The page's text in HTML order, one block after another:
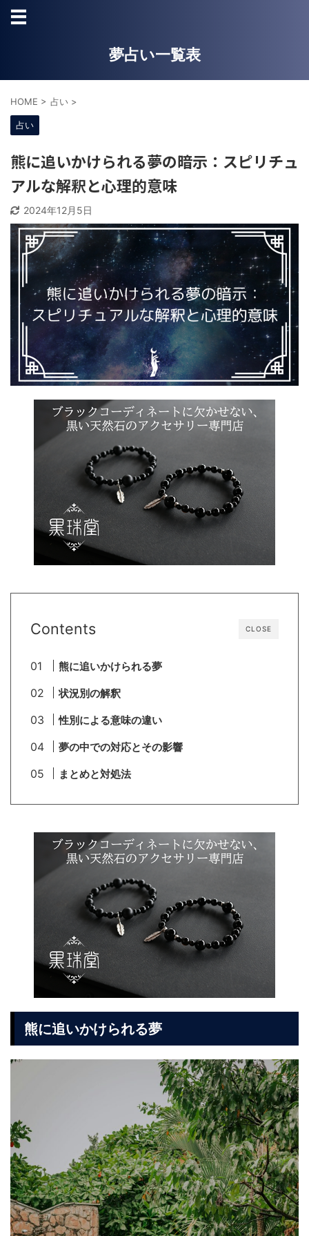
夢占い一覧表
HOME > 占い >
占い
熊に追いかけられる夢の暗示：スピリチュ
アルな解釈と心理的意味
2024年12月5日
CLOSE
Contents
熊に追いかけられる夢
状況別の解釈
性別による意味の違い
夢の中での対応とその影響
まとめと対処法
熊に追いかけられる夢